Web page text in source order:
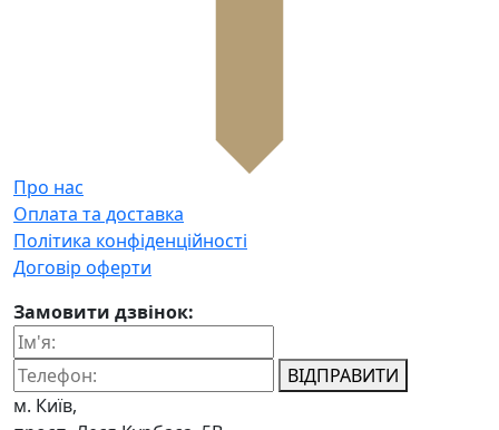
Про нас
Оплата та доставка
Політика конфіденційності
Договір оферти
Замовити дзвінок:
ВІДПРАВИТИ
м. Київ,